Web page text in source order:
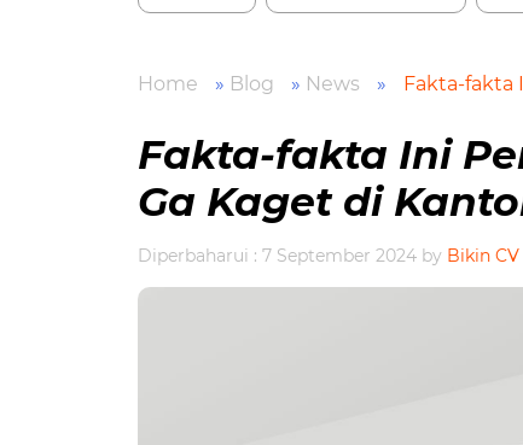
Home » Blog » News » Fakta-fakta
Fakta-fakta Ini
Ga Kaget di
Diperbaharui : 7 September 2024 by Bikin CV